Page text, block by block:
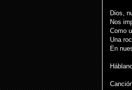
Dios,
Nos
Como
Una
En